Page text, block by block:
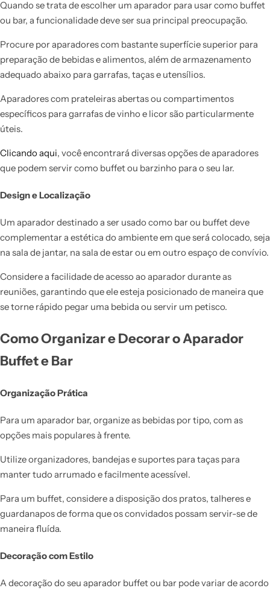
Quando se trata de escolher um aparador para usar como buffet
ou bar, a funcionalidade deve ser sua principal preocupação.
Procure por aparadores com bastante superfície superior para
preparação de bebidas e alimentos, além de armazenamento
adequado abaixo para garrafas, taças e utensílios.
Aparadores com prateleiras abertas ou compartimentos
específicos para garrafas de vinho e licor são particularmente
úteis.
Clicando aqui, você encontrará diversas opções de aparadores
que podem servir como buffet ou barzinho para o seu lar.
Design e Localização
Um aparador destinado a ser usado como bar ou buffet deve
complementar a estética do ambiente em que será colocado, seja
na sala de jantar, na sala de estar ou em outro espaço de convívio.
Considere a facilidade de acesso ao aparador durante as
reuniões, garantindo que ele esteja posicionado de maneira que
se torne rápido pegar uma bebida ou servir um petisco.
Como Organizar e Decorar o Aparador
Buffet e Bar
Organização Prática
Para um aparador bar, organize as bebidas por tipo, com as
opções mais populares à frente.
Utilize organizadores, bandejas e suportes para taças para
manter tudo arrumado e facilmente acessível.
Para um buffet, considere a disposição dos pratos, talheres e
guardanapos de forma que os convidados possam servir-se de
maneira fluída.
Decoração com Estilo
A decoração do seu aparador buffet ou bar pode variar de acordo